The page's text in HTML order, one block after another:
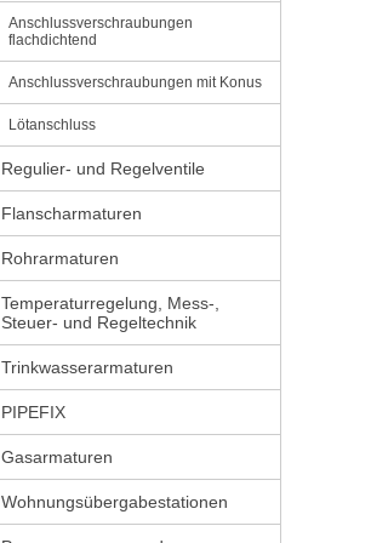
Anschlussverschraubungen
flachdichtend
Anschlussverschraubungen mit Konus
Lötanschluss
Regulier- und Regelventile
Flanscharmaturen
Rohrarmaturen
Temperaturregelung, Mess-,
Steuer- und Regeltechnik
Trinkwasserarmaturen
PIPEFIX
Gasarmaturen
Wohnungsübergabestationen